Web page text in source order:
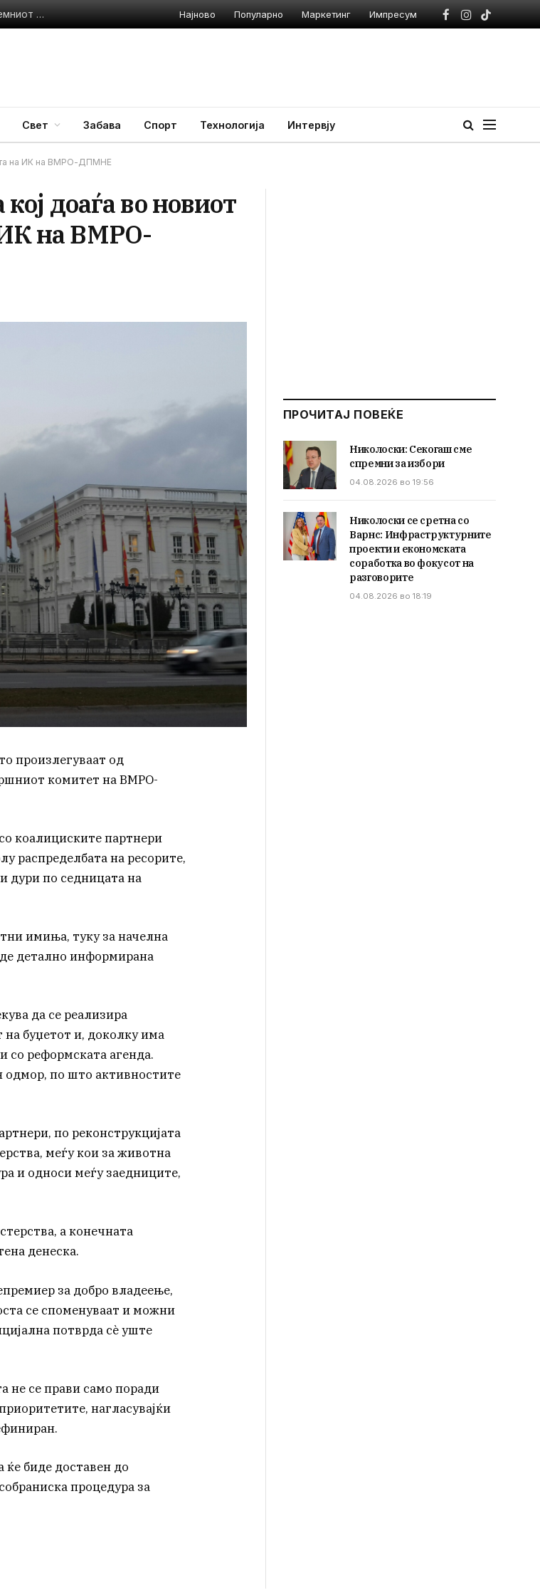
Италија воведува црвен аларм за сите 27 поголеми градови поради екстремниот топлотен бран Најново Популарно Маркетинг Импресум
Facebook
Instagram
TikTok
Свет Забава Спорт Технологија Интервју
на ИК на ВМРО-ДПМНЕ
доаѓа во новиот
ИК на ВМРО-
произлегуваат од
комитет на ВМРО-
коалициските партнери
распределбата на ресорите,
дури по седницата на
имиња, туку за начелна
детално информирана
да се реализира
на буџетот и, доколку има
со реформската агенда.
одмор, по што активностите
по реконструкцијата
меѓу кои за животна
и односи меѓу заедниците,
а конечната
денеска.
за добро владеење,
се споменуваат и можни
потврда сè уште
не се прави само поради
нагласувајќи
ќе биде доставен до
процедура за
ПРОЧИТАЈ ПОВЕЌЕ
Николоски: Секогаш сме
спремни за избори
04.08.2026 во 19:56
Николоски се сретна со
Варнс: Инфраструктурните
проекти и економската
соработка во фокусот на
разговорите
04.08.2026 во 18:19